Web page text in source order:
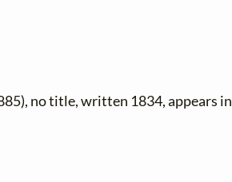
no title, written 1834, appears in